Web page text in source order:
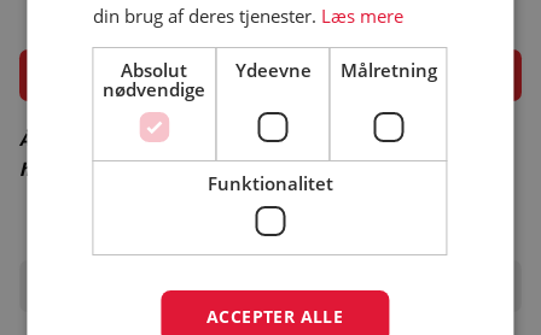
Åbningsperiode
Åbningsperiode er vejledende – besøg campingpladsens
hjemmeside for korrekt åbningsperiode
Oplevelser i området
din brug af deres tjenester. Læs mere
Absolut
nødvendige
Ydeevne Målretning
Funktionalitet
ACCEPTER ALLE